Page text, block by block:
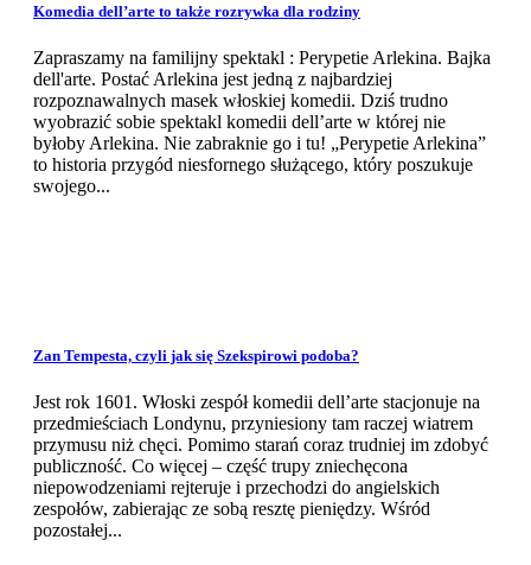
Komedia dell’arte to także rozrywka dla rodziny
Zapraszamy na familijny spektakl : Perypetie Arlekina. Bajka
dell'arte. Postać Arlekina jest jedną z najbardziej
rozpoznawalnych masek włoskiej komedii. Dziś trudno
wyobrazić sobie spektakl komedii dell’arte w której nie
byłoby Arlekina. Nie zabraknie go i tu! „Perypetie Arlekina”
to historia przygód niesfornego służącego, który poszukuje
swojego...
Zan Tempesta, czyli jak się Szekspirowi podoba?
Jest rok 1601. Włoski zespół komedii dell’arte stacjonuje na
przedmieściach Londynu, przyniesiony tam raczej wiatrem
przymusu niż chęci. Pomimo starań coraz trudniej im zdobyć
publiczność. Co więcej – część trupy zniechęcona
niepowodzeniami rejteruje i przechodzi do angielskich
zespołów, zabierając ze sobą resztę pieniędzy. Wśród
pozostałej...